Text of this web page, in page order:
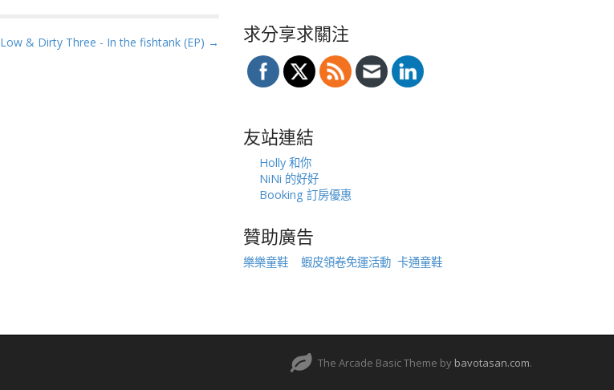
Low & Dirty Three - In the fishtank (EP) → 求分享求關注
友站連結
Holly 和你
NiNi 的好好
Booking 訂房優惠
贊助廣告
樂樂童鞋 蝦皮領卷免運活動 卡通童鞋
The Arcade Basic Theme by bavotasan.com.